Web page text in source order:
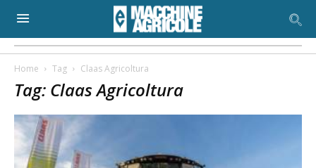
Home Tag Claas Agricoltura
Tag: Claas Agricoltura